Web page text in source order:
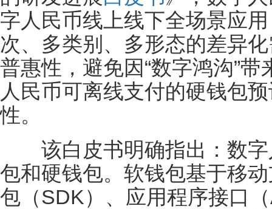
字人民币线上线下全场景应
次、多类别、多形态的差异
普惠性，避免因“数字鸿沟”
人民币可离线支付的硬钱包
性。
该白皮书明确指出：数字
包和硬钱包。软钱包基于移
包（SDK）、应用程序接口